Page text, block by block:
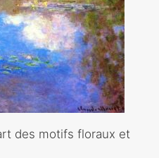
des motifs floraux et